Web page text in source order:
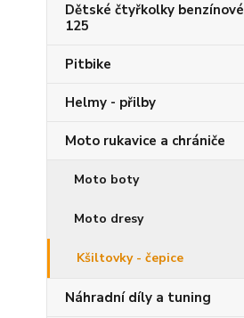
Dětské čtyřkolky benzínové
125
Pitbike
Helmy - přilby
Moto rukavice a chrániče
Moto boty
Moto dresy
Kšiltovky - čepice
Náhradní díly a tuning